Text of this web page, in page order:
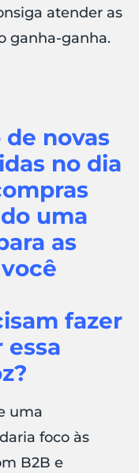
atender as
ganha-ganha.
novas
no dia
uma
as
fazer
essa
uma
foco às
B2B e